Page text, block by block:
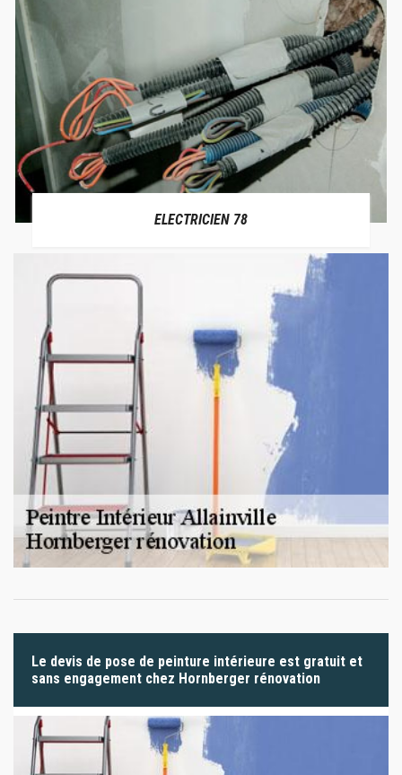
ELECTRICIEN 78
Le devis de pose de peinture intérieure est gratuit et
sans engagement chez Hornberger rénovation